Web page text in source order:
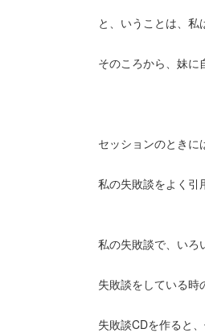
と、いうことは、私
そのころから、妹に
セッションのときに
私の失敗談をよく引
私の失敗談で、いろ
失敗談をしている時
失敗談CDを作ると